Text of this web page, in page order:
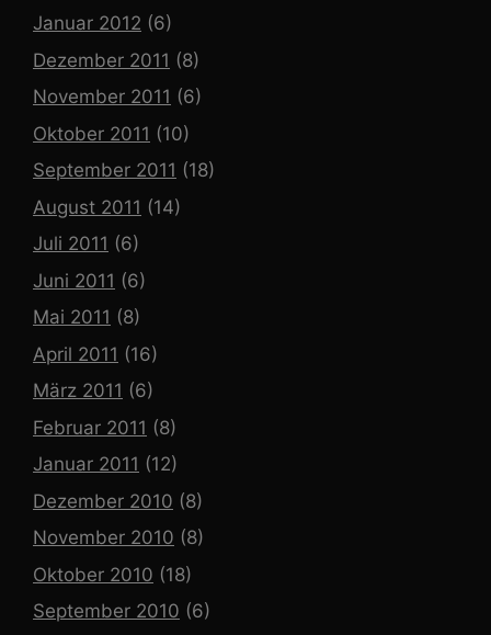
Januar 2012 (6)
Dezember 2011 (8)
November 2011 (6)
Oktober 2011 (10)
September 2011 (18)
August 2011 (14)
Juli 2011 (6)
Juni 2011 (6)
Mai 2011 (8)
April 2011 (16)
März 2011 (6)
Februar 2011 (8)
Januar 2011 (12)
Dezember 2010 (8)
November 2010 (8)
Oktober 2010 (18)
September 2010 (6)